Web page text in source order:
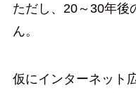
ただし、20～30年後
ん。
仮にインターネット